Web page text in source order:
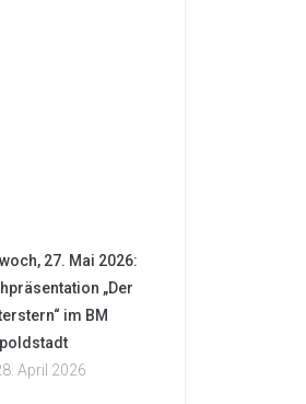
27. Mai 2026:
„Der
im BM
April 2026